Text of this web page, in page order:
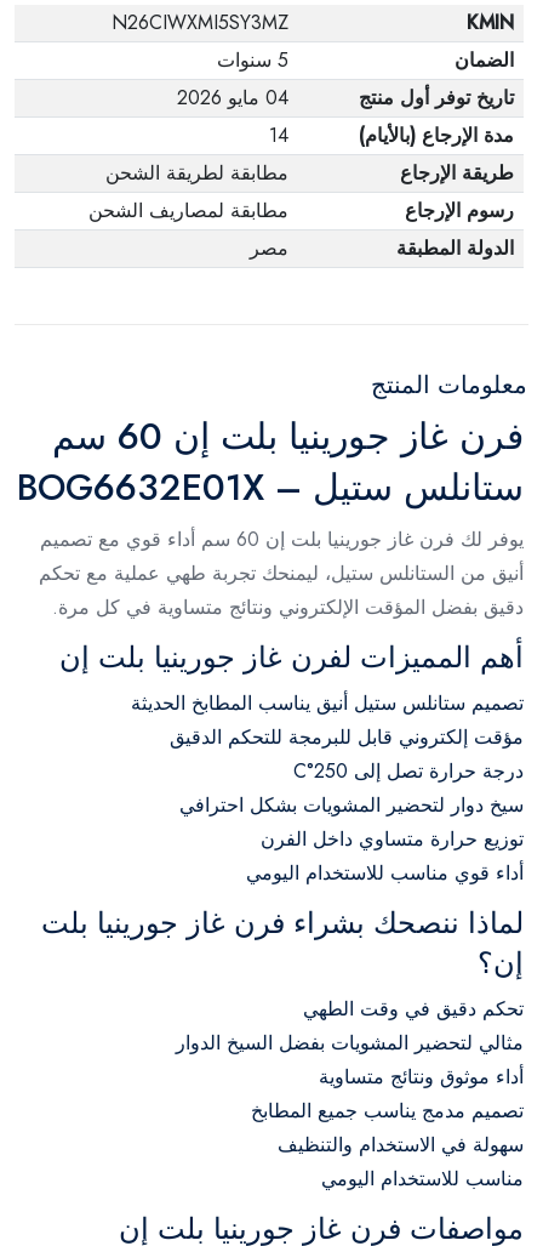
KMIN
N26CIWXMI5SY3MZ
الضمان
5 سنوات
تاريخ توفر أول منتج
04 مايو 2026
مدة الإرجاع (بالأيام)
14
طريقة الإرجاع
مطابقة لطريقة الشحن
رسوم الإرجاع
مطابقة لمصاريف الشحن
الدولة المطبقة
مصر
معلومات المنتج
فرن غاز جورينيا بلت إن 60 سم
ستانلس ستيل – BOG6632E01X
يوفر لك فرن غاز جورينيا بلت إن 60 سم أداء قوي مع تصميم
أنيق من الستانلس ستيل، ليمنحك تجربة طهي عملية مع تحكم
دقيق بفضل المؤقت الإلكتروني ونتائج متساوية في كل مرة.
أهم المميزات لفرن غاز جورينيا بلت إن
تصميم ستانلس ستيل أنيق يناسب المطابخ الحديثة
مؤقت إلكتروني قابل للبرمجة للتحكم الدقيق
درجة حرارة تصل إلى 250°C
سيخ دوار لتحضير المشويات بشكل احترافي
توزيع حرارة متساوي داخل الفرن
أداء قوي مناسب للاستخدام اليومي
لماذا ننصحك بشراء فرن غاز جورينيا بلت
إن؟
تحكم دقيق في وقت الطهي
مثالي لتحضير المشويات بفضل السيخ الدوار
أداء موثوق ونتائج متساوية
تصميم مدمج يناسب جميع المطابخ
سهولة في الاستخدام والتنظيف
مناسب للاستخدام اليومي
مواصفات فرن غاز جورينيا بلت إن